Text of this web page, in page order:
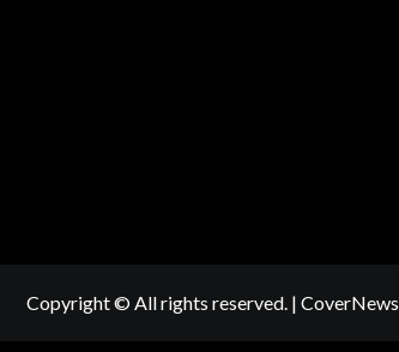
Copyright © All rights reserved. | CoverNews